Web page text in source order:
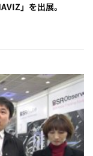
」を出展。